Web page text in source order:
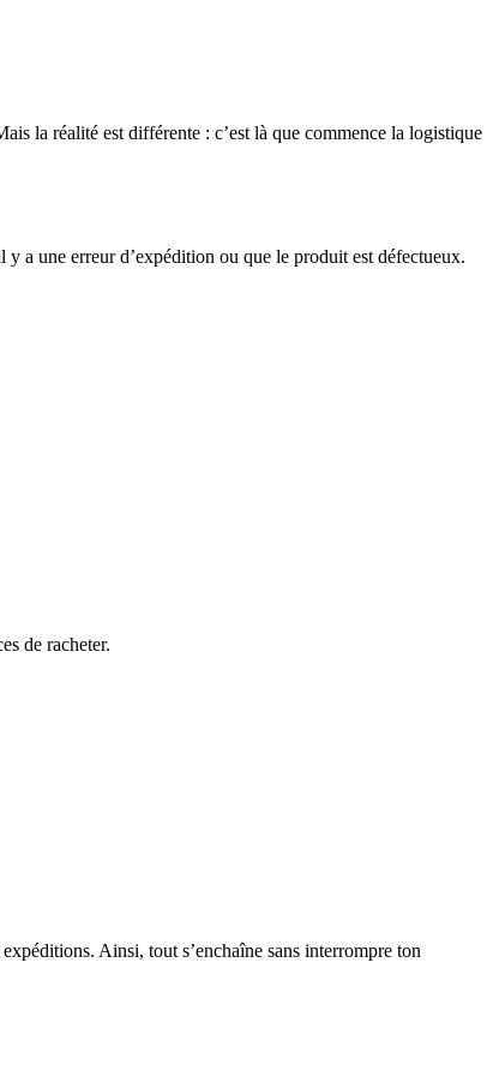
la réalité est différente : c’est là que commence la logistique
a une erreur d’expédition ou que le produit est défectueux.
de racheter.
Ainsi, tout s’enchaîne sans interrompre ton